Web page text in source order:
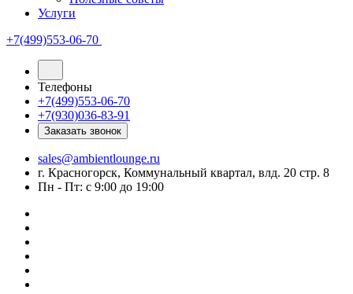
Услуги
+7(499)553-06-70
Телефоны
+7(499)553-06-70
+7(930)036-83-91
Заказать звонок
sales@ambientlounge.ru
г. Красногорск, Коммунальный квартал, влд. 20 стр. 8
Пн - Пт: с 9:00 до 19:00